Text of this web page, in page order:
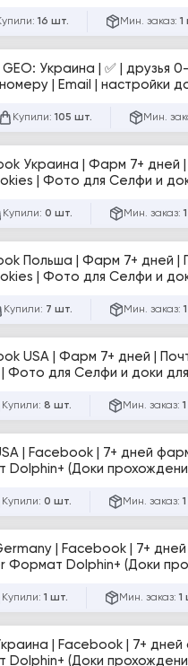
16 шт. Мин. заказ: 1
Украина | ✅ | друзья
| Email | настройки
Купили: 105 шт. Мин.
Украина | Фарм 7+ дней
| Фото для Селфи и
Купили: 0 шт. Мин. заказ:
Польша | Фарм 7+ дней |
| Фото для Селфи и
Купили: 7 шт. Мин. заказ:
USA | Фарм 7+ дней |
Фото для Селфи и доки
Купили: 8 шт. Мин. заказ:
| Facebook | 7+ дней
(Доки
Купили: 0 шт. Мин. заказ:
| Facebook | 7+
Формат Dolphin+ (Доки
Купили: 1 шт. Мин. заказ: 1
| Facebook | 7+
(Доки